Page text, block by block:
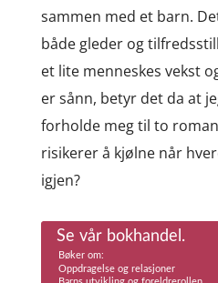
sammen med et barn.
både gleder og
et lite menneskes vekst
er sånn, betyr det da at
forholde meg til to
risikerer å kjølne når
igjen?